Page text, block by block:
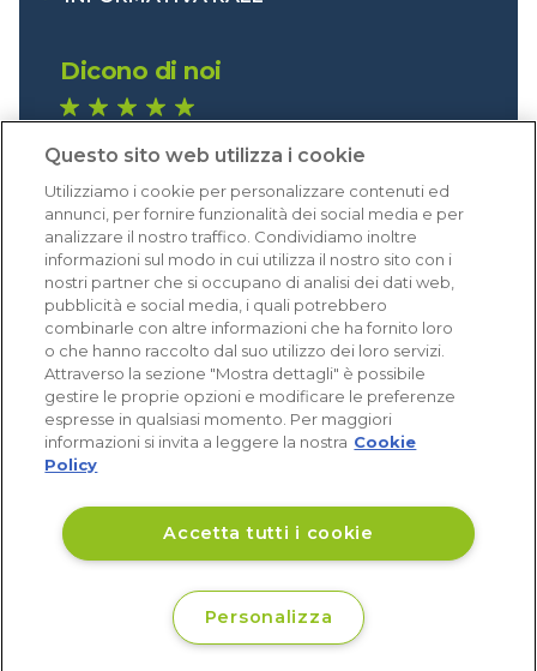
Dicono di noi
Eccellente (4,8)
Acquisti verificati
Disponibile
Questo sito web utilizza i cookie
Utilizziamo i cookie per personalizzare contenuti ed
annunci, per fornire funzionalità dei social media e per
analizzare il nostro traffico. Condividiamo inoltre
informazioni sul modo in cui utilizza il nostro sito con i
nostri partner che si occupano di analisi dei dati web,
pubblicità e social media, i quali potrebbero
combinarle con altre informazioni che ha fornito loro
o che hanno raccolto dal suo utilizzo dei loro servizi.
Attraverso la sezione "Mostra dettagli" è possibile
gestire le proprie opzioni e modificare le preferenze
espresse in qualsiasi momento. Per maggiori
informazioni si invita a leggere la nostra Cookie
Policy
Accetta tutti i cookie
Personalizza